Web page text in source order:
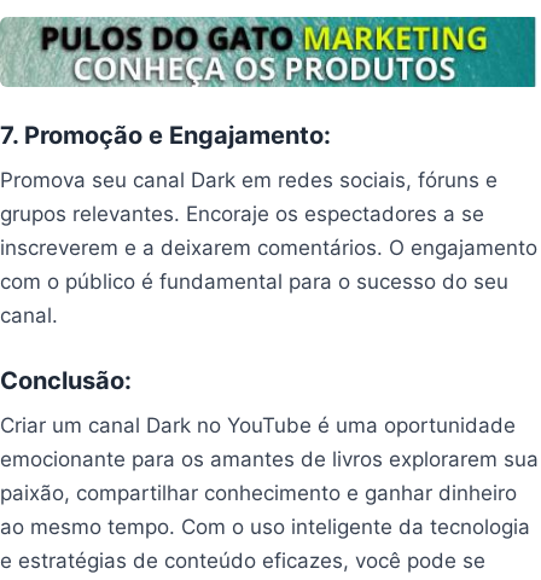
7. Promoção e Engajamento:
Promova seu canal Dark em redes sociais, fóruns e
grupos relevantes. Encoraje os espectadores a se
inscreverem e a deixarem comentários. O engajamento
com o público é fundamental para o sucesso do seu
canal.
Conclusão:
Criar um canal Dark no YouTube é uma oportunidade
emocionante para os amantes de livros explorarem sua
paixão, compartilhar conhecimento e ganhar dinheiro
ao mesmo tempo. Com o uso inteligente da tecnologia
e estratégias de conteúdo eficazes, você pode se